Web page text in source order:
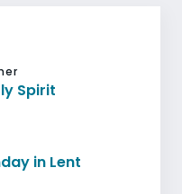
Spirit
in Lent